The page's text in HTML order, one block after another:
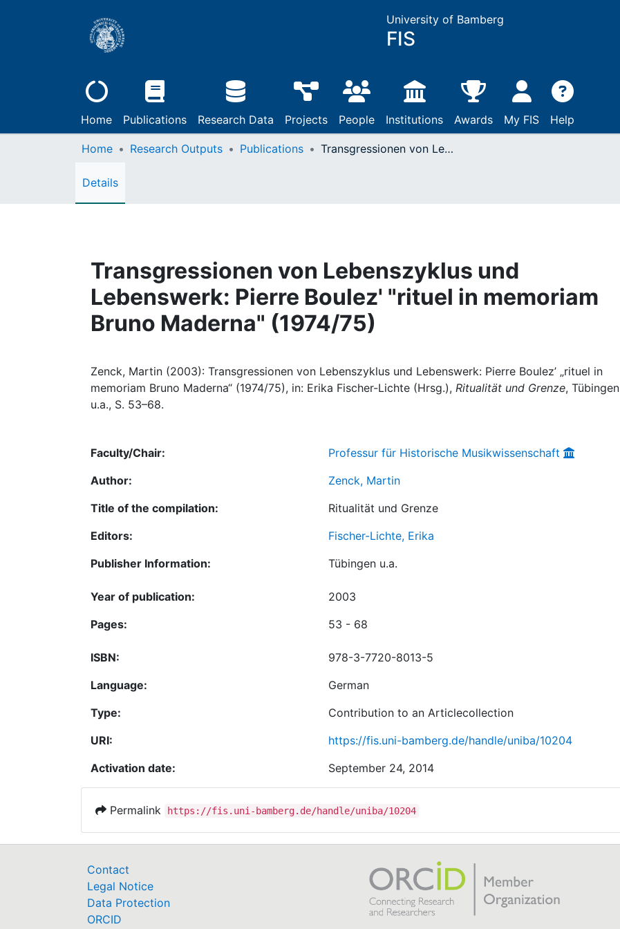
University of Bamberg
FIS
Home Publications Research Data Projects People Institutions Awards My FIS Help
Home Research Outputs Publications Transgressionen von Lebenszyklus und Lebenswerk: Pierre Boulez' "rituel in memoriam Bruno Maderna" (1974/75)
Details
Transgressionen von Lebenszyklus und
Lebenswerk: Pierre Boulez' "rituel in memoriam
Bruno Maderna" (1974/75)
Zenck, Martin (2003): Transgressionen von Lebenszyklus und Lebenswerk: Pierre Boulez’ „rituel in
memoriam Bruno Maderna“ (1974/75), in: Erika Fischer-Lichte (Hrsg.), Ritualität und Grenze, Tübingen
u.a., S. 53–68.
Faculty/Chair:
Professur für Historische Musikwissenschaft
Author:
Zenck, Martin
Title of the compilation:
Ritualität und Grenze
Editors:
Fischer-Lichte, Erika
Publisher Information:
Tübingen u.a.
Year of publication:
2003
Pages:
53 - 68
ISBN:
978-3-7720-8013-5
Language:
German
Type:
Contribution to an Articlecollection
URI:
https://fis.uni-bamberg.de/handle/uniba/10204
Activation date:
September 24, 2014
Permalink https://fis.uni-bamberg.de/handle/uniba/10204
Contact
Legal Notice
Data Protection
ORCID